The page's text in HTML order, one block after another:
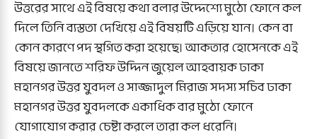
উত্তরের সাথে এই বিষয়ে কথা বলার উদ্দেশ্যে মুঠো ফোনে কল
দিলে তিনি ব্যস্ততা দেখিয়ে এই বিষয়টি এড়িয়ে যান। কেন বা
কোন কারণে পদ স্থগিত করা হয়েছে। আকতার হোসেনকে এই
বিষয়ে জানতে শরিফ উদ্দিন জুয়েল আহবায়ক ঢাকা
মহানগর উত্তর যুবদল ও সাজ্জাদুল মিরাজ সদস্য সচিব ঢাকা
মহানগর উত্তর যুবদলকে একাধিক বার মুঠো ফোনে
যোগাযোগ করার চেষ্টা করলে তারা কল ধরেনি।